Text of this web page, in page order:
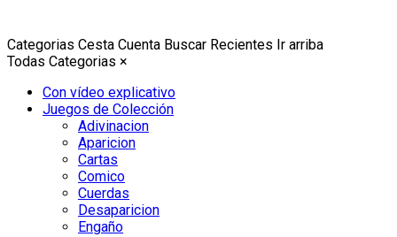
Categorias Cesta Cuenta Buscar Recientes Ir arriba
Todas Categorias ×
Con vídeo explicativo
Juegos de Colección
Adivinacion
Aparicion
Cartas
Comico
Cuerdas
Desaparicion
Engaño